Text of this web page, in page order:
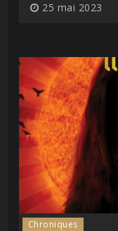
25 mai 2023
Chroniques